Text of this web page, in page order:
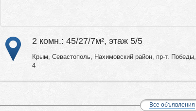
2 комн.: 45/27/7м², этаж 5/5
Крым, Севастополь, Нахимовский район, пр-т. Победы,
4
Все объявления